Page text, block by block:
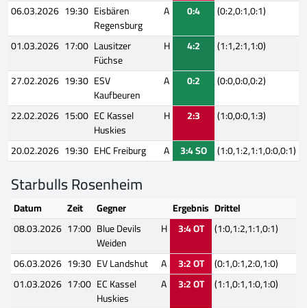
06.03.2026 19:30 Eisbären
Regensburg
A 0:4
(0:2,0:1,0:1)
01.03.2026 17:00 Lausitzer
Füchse
H 4:2
(1:1,2:1,1:0)
27.02.2026 19:30 ESV
Kaufbeuren
A 0:2
(0:0,0:0,0:2)
22.02.2026 15:00 EC Kassel
Huskies
H 2:3
(1:0,0:0,1:3)
20.02.2026 19:30 EHC Freiburg A 3:4 SO (1:0,1:2,1:1,0:0,0:1)
Starbulls Rosenheim
Datum Zeit Gegner Ergebnis Drittel
08.03.2026 17:00 Blue Devils
Weiden
H 3:4 OT (1:0,1:2,1:1,0:1)
06.03.2026 19:30 EV Landshut A 3:2 OT (0:1,0:1,2:0,1:0)
01.03.2026 17:00 EC Kassel
Huskies
A 3:2 OT (1:1,0:1,1:0,1:0)